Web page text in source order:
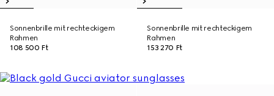
Sonnenbrille mit rechteckigem
Rahmen
108 500 Ft
Sonnenbrille mit rechteckigem
Rahmen
153 270 Ft